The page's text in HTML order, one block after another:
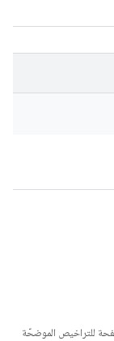
للتراخيص الموضحّة